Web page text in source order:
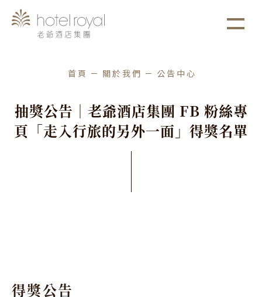
首頁 關於我們 公告中心
抽獎公告 ｜ 老爺酒店集團 FB 粉絲專
頁 「走 入行旅的另外一面 」 得獎名單
得獎公告